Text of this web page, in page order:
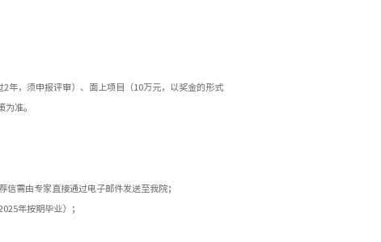
年，须申报评审）、面上项目（10万元，以奖金的形式
准。
需由专家直接通过电子邮件发送至我院；
年按期毕业）；